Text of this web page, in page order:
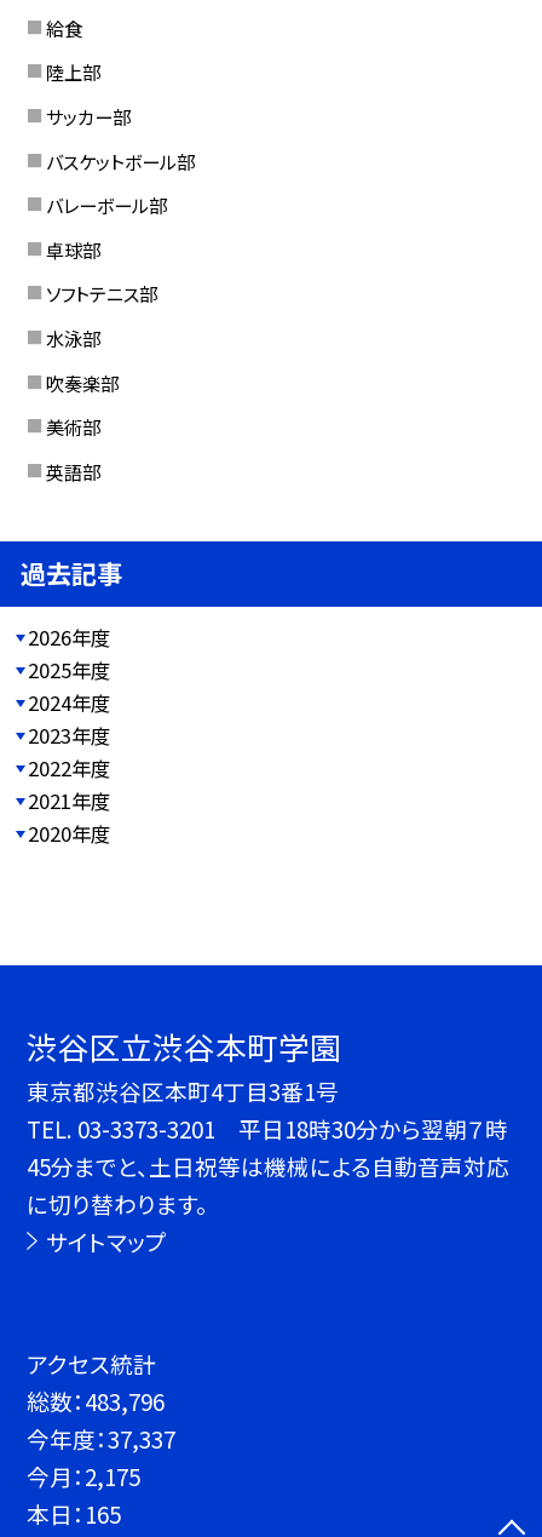
給食
陸上部
サッカー部
バスケットボール部
バレーボール部
卓球部
ソフトテニス部
水泳部
吹奏楽部
美術部
英語部
過去記事
2026年度
2025年度
2024年度
2023年度
2022年度
2021年度
2020年度
渋谷区立渋谷本町学園
東京都渋谷区本町4丁目3番1号
TEL. 03-3373-3201 平日18時30分から翌朝７時
45分までと、土日祝等は機械による自動音声対応
に切り替わります。
サイトマップ
アクセス統計
総数：483,796
今年度：37,337
今月：2,175
本日： 165